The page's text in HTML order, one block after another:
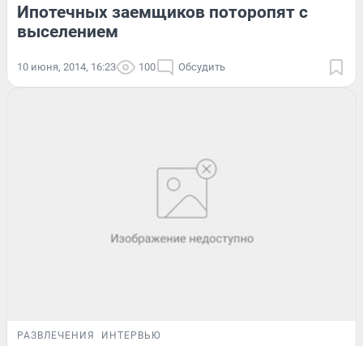
Ипотечных заемщиков поторопят с
выселением
10 июня, 2014, 16:23 100 Обсудить
РАЗВЛЕЧЕНИЯ ИНТЕРВЬЮ